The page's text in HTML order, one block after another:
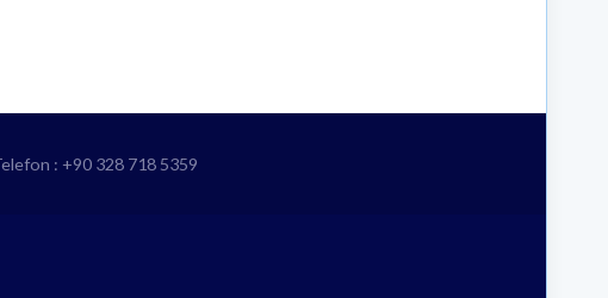
: +90 328 718 5359